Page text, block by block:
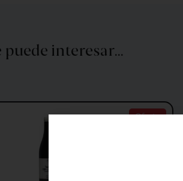
puede interesar…
Oferta